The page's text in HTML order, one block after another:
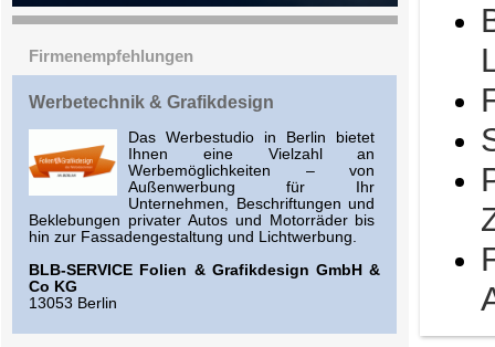
Firmenempfehlungen
Werbetechnik & Grafikdesign
Das Werbestudio in Berlin bietet
Ihnen eine Vielzahl an
Werbemöglichkeiten – von
Außenwerbung für Ihr
Unternehmen, Beschriftungen und
Beklebungen privater Autos und Motorräder bis
hin zur Fassadengestaltung und Lichtwerbung.
BLB-SERVICE Folien & Grafikdesign GmbH &
Co KG
13053 Berlin